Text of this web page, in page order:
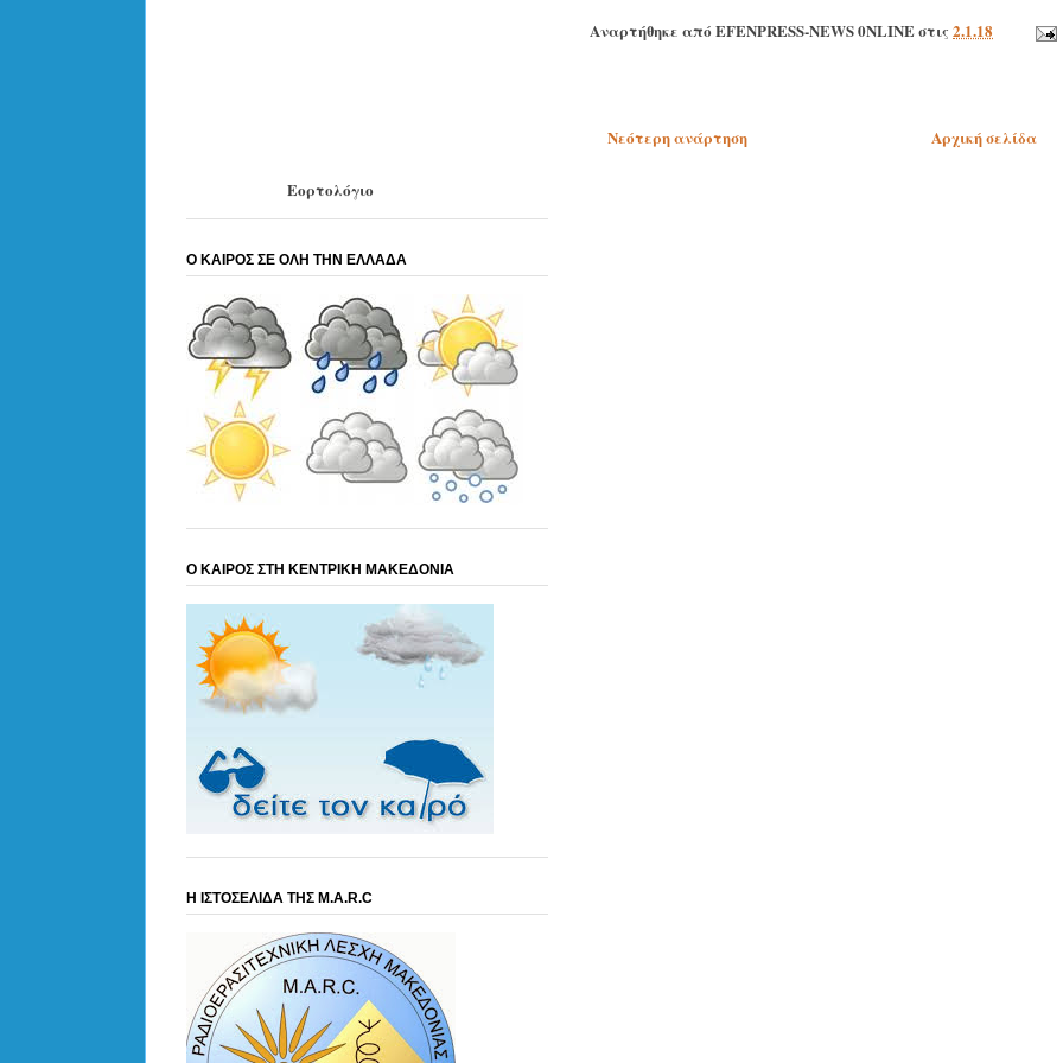
Αναρτήθηκε από EFENPRESS-NEWS 0NLINEστις 2.1.18
Νεότερη ανάρτηση Αρχική σελίδα
Εορτολόγιο
Ο ΚΑΙΡΟΣ ΣΕ ΟΛΗ ΤΗΝ ΕΛΛΑΔΑ
Ο ΚΑΙΡΟΣ ΣΤΗ ΚΕΝΤΡΙΚΗ ΜΑΚΕΔΟΝΙΑ
Η ΙΣΤΟΣΕΛΙΔΑ ΤΗΣ M.A.R.C